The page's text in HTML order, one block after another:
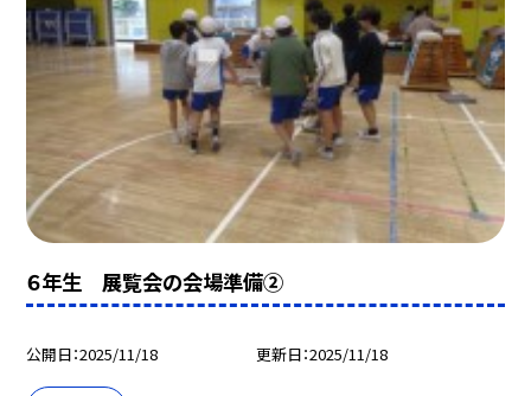
６年生 展覧会の会場準備②
公開日 2025/11/18 更新日 2025/11/18